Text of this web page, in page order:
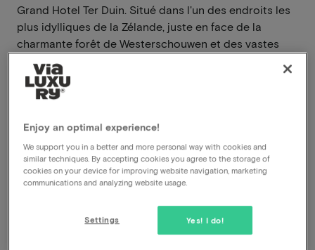
Grand Hotel Ter Duin. Situé dans l'un des endroits les
plus idylliques de la Zélande, juste en face de la
charmante forêt de Westerschouwen et des vastes
dunes de Zeepeduinen, vous serez choyé ici avec une
attention personnalisée, des produits régionaux
honnêtes et une magnifique ambiance inspirée du
En savoir plus
Frais de réservation inclus
Petit déjeuner inclus
Piscine à disposition
Enjoy an optimal experience!
We support you in a better and more personal way with cookies and
similar techniques. By accepting cookies you agree to the storage of
cookies on your device for improving website navigation, marketing
communications and analyzing website usage.
Yes! I do!
Settings